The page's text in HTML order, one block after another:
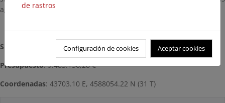
aguas y no afectar a la estabilidad de la playa.
Situación:
Terminada (Agosto 2012)
Presupuesto: 9.483.156,28 €
Coordenadas: 43703.10 E, 4588054.22 N (31 T)
de rastros
Configuración de cookies Aceptar cookies